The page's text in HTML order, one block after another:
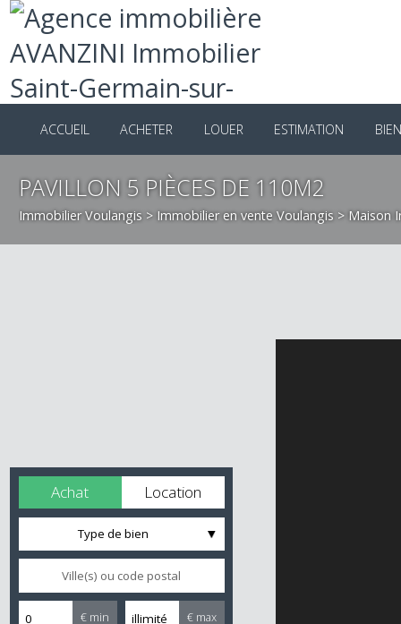
ACCUEIL ACHETER LOUER ESTIMATION
PAVILLON 5 PIÈCES DE 110M2
Immobilier Voulangis >Immobilier en vente Voulangis >
Achat Location
Type de bien